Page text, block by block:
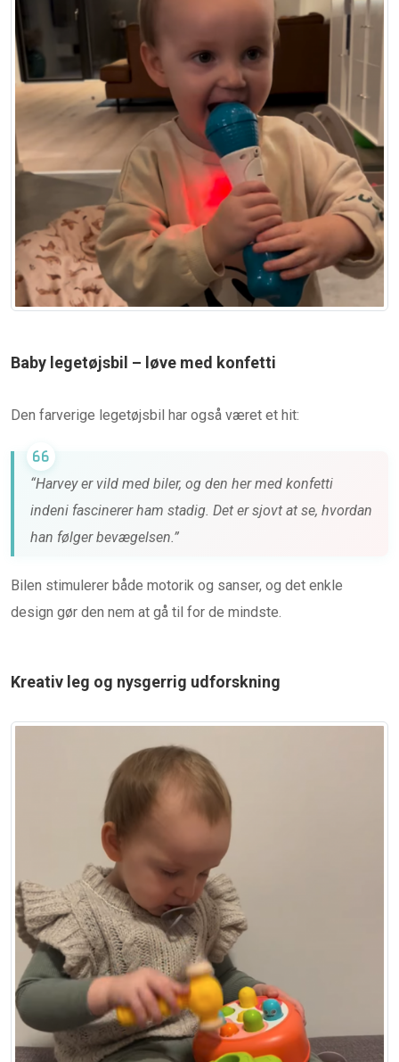
Baby legetøjsbil – løve med konfetti
Den farverige legetøjsbil har også været et hit:
“Harvey er vild med biler, og den her med konfetti
indeni fascinerer ham stadig. Det er sjovt at se, hvordan
han følger bevægelsen.”
Bilen stimulerer både motorik og sanser, og det enkle
design gør den nem at gå til for de mindste.
Kreativ leg og nysgerrig udforskning